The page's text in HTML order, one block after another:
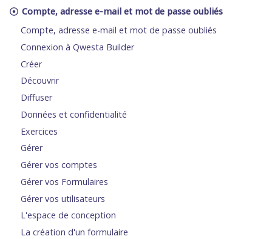
Compte, adresse e-mail et mot de passe oubliés
Compte, adresse e-mail et mot de passe oubliés
Connexion à Qwesta Builder
Créer
Découvrir
Diffuser
Données et confidentialité
Exercices
Gérer
Gérer vos comptes
Gérer vos Formulaires
Gérer vos utilisateurs
L'espace de conception
La création d'un formulaire